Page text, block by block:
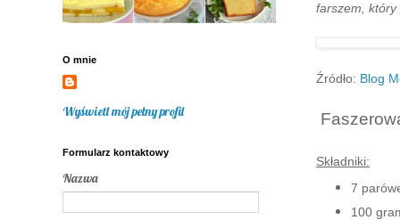
farszem, który
Źródło: Blog
Składniki:
7
100
O mnie
Wyświetl mój pełny profil
Formularz kontaktowy
Nazwa